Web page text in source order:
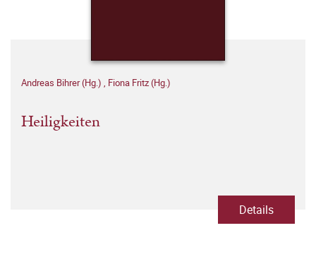
Andreas Bihrer (Hg.) , Fiona Fritz (Hg.)
Heiligkeiten
Details